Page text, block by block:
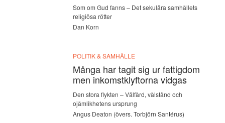
Som om Gud fanns – Det sekulära samhällets
religiösa rötter
Dan Korn
POLITIK & SAMHÄLLE
Många har tagit sig ur fattigdom
men inkomstklyftorna vidgas
Den stora flykten – Välfärd, välstånd och
ojämlikhetens ursprung
Angus Deaton (övers. Torbjörn Santérus)